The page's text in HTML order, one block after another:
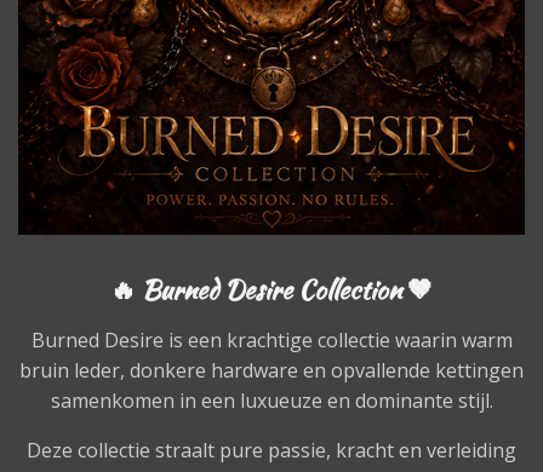
🔥 Burned Desire Collection 🤎
Burned Desire is een krachtige collectie waarin warm
bruin leder, donkere hardware en opvallende kettingen
samenkomen in een luxueuze en dominante stijl.
Deze collectie straalt pure passie, kracht en verleiding